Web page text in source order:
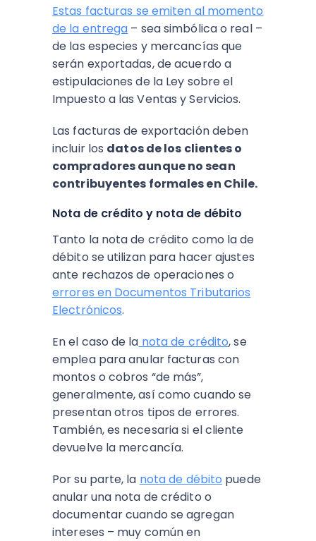
Estas facturas se emiten al momento
de la entrega – sea simbólica o real –
de las especies y mercancías que
serán exportadas, de acuerdo a
estipulaciones de la Ley sobre el
Impuesto a las Ventas y Servicios.
Las facturas de exportación deben
incluir los datos de los clientes o
compradores aunque no sean
contribuyentes formales en Chile.
Nota de crédito y nota de débito
Tanto la nota de crédito como la de
débito se utilizan para hacer ajustes
ante rechazos de operaciones o
errores en Documentos Tributarios
Electrónicos.
En el caso de la nota de crédito, se
emplea para anular facturas con
montos o cobros “de más”,
generalmente, así como cuando se
presentan otros tipos de errores.
También, es necesaria si el cliente
devuelve la mercancía.
Por su parte, la nota de débito puede
anular una nota de crédito o
documentar cuando se agregan
intereses – muy común en